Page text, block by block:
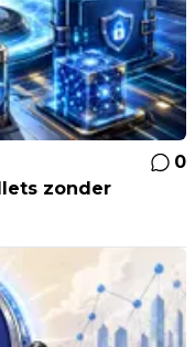
0
zonder